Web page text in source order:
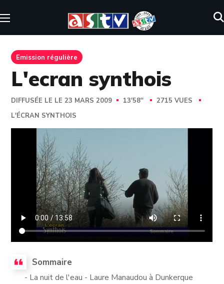
Emission régulière
L'ecran synthois
DIFFUSÉE LE LE 23 MARS 2009 13'58''
2715 VUES
L'ÉCRAN SYNTHOIS
Sommaire
- La nuit de l'eau - Laure Manaudou à Dunkerque